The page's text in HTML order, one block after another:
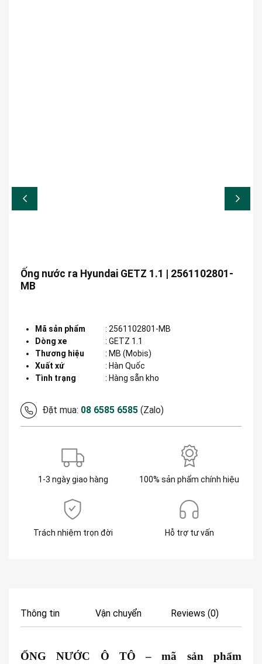
Ống nước ra Hyundai GETZ 1.1 | 2561102801-
MB
Mã sản phẩm : 2561102801-MB
Dòng xe
: GETZ 1.1
Thương hiệu
: MB (Mobis)
Xuất xứ
: Hàn Quốc
Tình trạng
: Hàng sẵn kho
Đặt mua: 08 6585 6585 (Zalo)
1-3 ngày giao hàng 100% sản phẩm chính hiệu
Trách nhiệm trọn đời Hỗ trợ tư vấn
Thông tin Vận chuyển Reviews (0)
ỐNG NƯỚC Ô TÔ– mã sản phẩm